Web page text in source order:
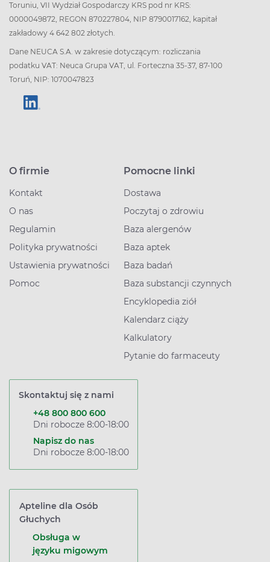
Toruniu, VII Wydział Gospodarczy KRS pod nr KRS:
0000049872, REGON 870227804, NIP 8790017162, kapitał
zakładowy 4 642 802 złotych.
Dane NEUCA S.A. w zakresie dotyczącym: rozliczania
podatku VAT: Neuca Grupa VAT, ul. Forteczna 35-37, 87-100
Toruń, NIP: 1070047823
O firmie
Kontakt
O nas
Regulamin
Polityka prywatności
Ustawienia prywatności
Pomoc
Pomocne linki
Dostawa
Poczytaj o zdrowiu
Baza alergenów
Baza aptek
Baza badań
Baza substancji czynnych
Encyklopedia ziół
Kalendarz ciąży
Kalkulatory
Pytanie do farmaceuty
Skontaktuj się z nami
+48 800 800 600
Dni robocze 8:00-18:00
Napisz do nas
Dni robocze 8:00-18:00
Apteline dla Osób
Głuchych
Obsługa w
języku migowym